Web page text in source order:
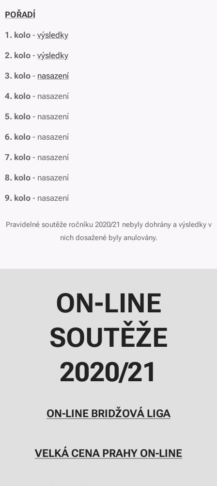
POŘADÍ
1. kolo - výsledky
2. kolo - výsledky
3. kolo - nasazení
4. kolo - nasazení
5. kolo - nasazení
6. kolo - nasazení
7. kolo - nasazení
8. kolo - nasazení
9. kolo - nasazení
Pravidelné soutěže ročníku 2020/21 nebyly dohrány a výsledky v
nich dosažené byly anulovány.
ON-LINE
SOUTĚŽE
2020/21
ON-LINE BRIDŽOVÁ LIGA
VELKÁ CENA PRAHY ON-LINE